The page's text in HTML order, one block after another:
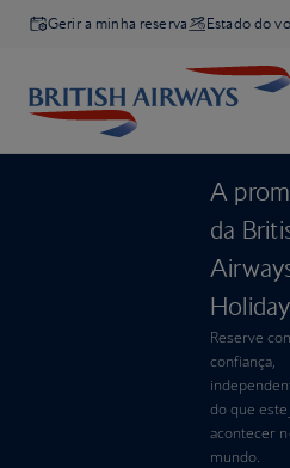
Gerir a minha reserva Estado do
A
da
Reserve
confiança,
do que
acontecer
mundo.